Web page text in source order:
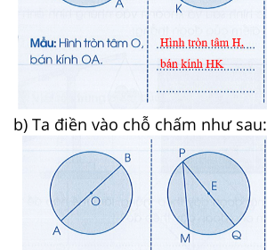
b) Ta điền vào chỗ chấm như sau: